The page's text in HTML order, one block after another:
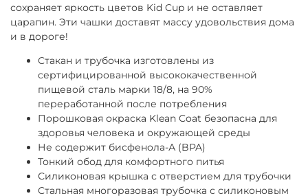
сохраняет яркость цветов Kid Cup и не оставляет
царапин. Эти чашки доставят массу удовольствия дома
и в дороге!
Стакан и трубочка изготовлены из
сертифицированной высококачественной
пищевой сталь марки 18/8, на 90%
переработанной после потребления
Порошковая окраска Klean Coat безопасна для
здоровья человека и окружающей среды
Не содержит бисфенола-А (BPA)
Тонкий обод для комфортного питья
Силиконовая крышка с отверстием для трубочки
Стальная многоразовая трубочка с силиконовым